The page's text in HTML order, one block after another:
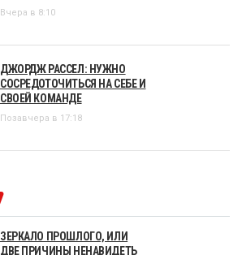
Вчера в 8:10
ДЖОРДЖ РАССЕЛ: НУЖНО
СОСРЕДОТОЧИТЬСЯ НА СЕБЕ И
СВОЕЙ КОМАНДЕ
Позавчера в 17:18
ЗЕРКАЛО ПРОШЛОГО, ИЛИ
ДВЕ ПРИЧИНЫ НЕНАВИДЕТЬ